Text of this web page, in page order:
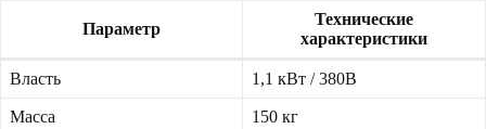
Параметр
Технические
характеристики
Власть 1,1 кВт / 380В
Масса 150 кг